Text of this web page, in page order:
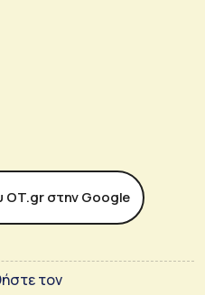
ΟΤ.gr στην Google
τον